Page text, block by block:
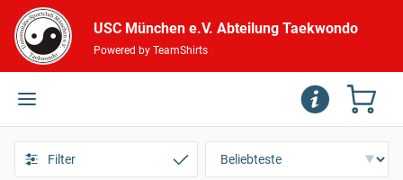
USC München e.V. Abteilung Taekwondo
Powered by TeamShirts
Filter